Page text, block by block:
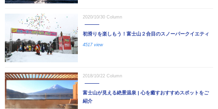
2020/10/30 Column
初滑りを楽しもう！富士山２合目のスノーパークイエティ
4517 view
2018/10/22 Column
富士山が見える絶景温泉 | 心を癒すおすすめスポットをご
紹介